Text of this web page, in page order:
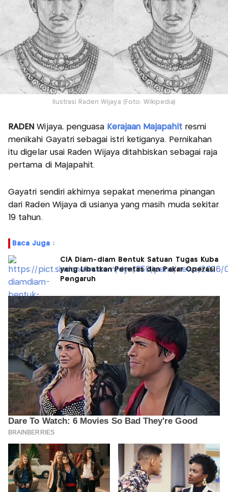
Ilustrasi Raden Wijaya (Foto: Wikipedia)
RADENWijaya, penguasa Kerajaan Majapahit resmi
menikahi Gayatri sebagai istri ketiganya. Pernikahan
itu digelar usai Raden Wijaya ditahbiskan sebagai raja
pertama di Majapahit.
Gayatri sendiri akhirnya sepakat menerima pinangan
dari Raden Wijaya di usianya yang masih muda sekitar
19 tahun.
Baca Juga :
CIA Diam-diam Bentuk Satuan Tugas Kuba
yang Libatkan Peretas dan Pakar Operasi
Pengaruh